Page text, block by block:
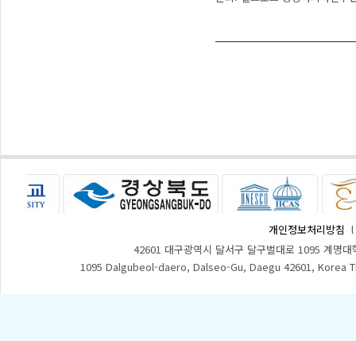
개인정보처리방침
42601 대구광역시 달서구 달구벌대로 1095 계명대
1095 Dalgubeol-daero, Dalseo-Gu, Daegu 42601,